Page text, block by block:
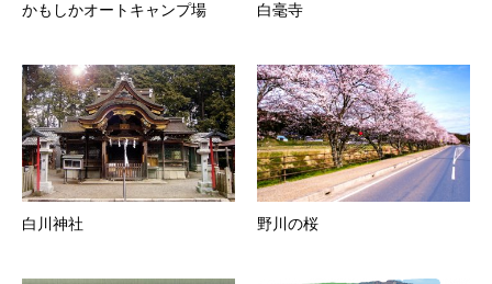
かもしかオートキャンプ場 白毫寺
白川神社 野川の桜